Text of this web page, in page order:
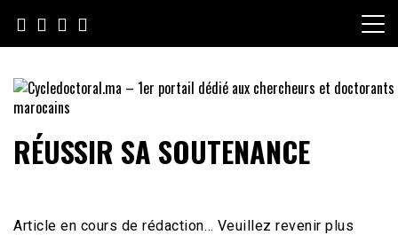
content
Cycledoctoral.ma – 1er portail
dédié aux chercheurs et
RÉUSSIR SA SOUTENANCE
Article en cours de rédaction… Veuillez revenir plus